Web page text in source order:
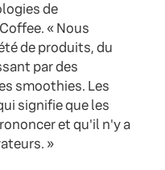
de
« Nous
de produits, du
par des
smoothies. Les
signifie que les
et qu'il n'y a
»